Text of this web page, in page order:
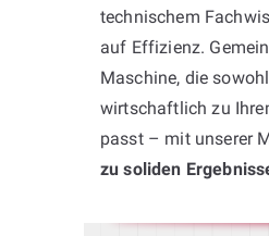
technischem
auf Effizienz.
Maschine, die
wirtschaftlich zu
passt – mit unserer
zu soliden